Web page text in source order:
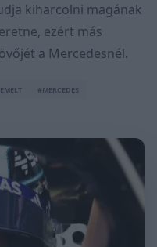
kiharcolni magának
ezért más
a Mercedesnél.
#MERCEDES